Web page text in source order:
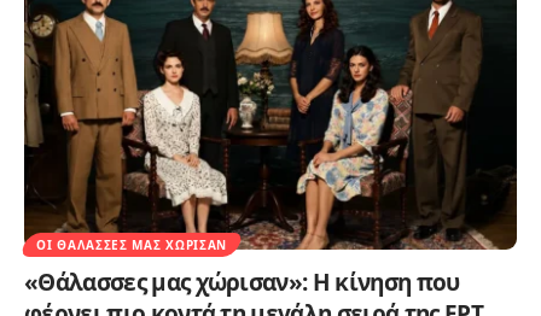
ΟΙ ΘΆΛΑΣΣΕΣ ΜΑΣ ΧΏΡΙΣΑΝ
«Θάλασσες μας χώρισαν»: Η κίνηση που